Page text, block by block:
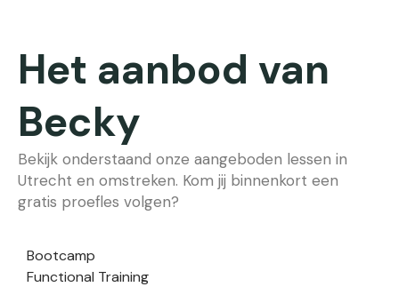
Het aanbod van
Becky
Bekijk onderstaand onze aangeboden lessen in
Utrecht en omstreken. Kom jij binnenkort een
gratis proefles volgen?
Bootcamp
Functional Training